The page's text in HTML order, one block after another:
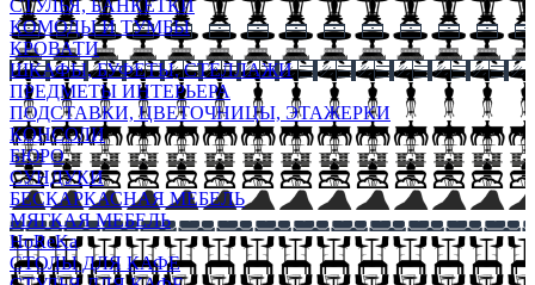
СТУЛЬЯ, БАНКЕТКИ
КОМОДЫ И ТУМБЫ
КРОВАТИ
ШКАФЫ, БУФЕТЫ, СТЕЛЛАЖИ
ПРЕДМЕТЫ ИНТЕРЬЕРА
ПОДСТАВКИ, ЦВЕТОЧНИЦЫ, ЭТАЖЕРКИ
КОНСОЛИ
БЮРО
СУНДУКИ
БЕСКАРКАСНАЯ МЕБЕЛЬ
МЯГКАЯ МЕБЕЛЬ
HoReKa
СТОЛЫ ДЛЯ КАФЕ